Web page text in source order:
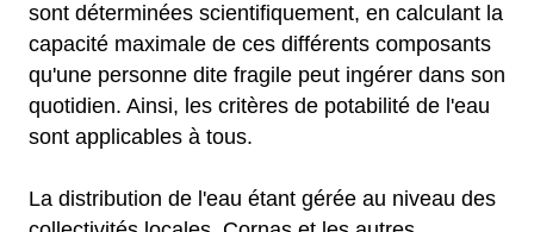
sont déterminées scientifiquement, en calculant la
capacité maximale de ces différents composants
qu'une personne dite fragile peut ingérer dans son
quotidien. Ainsi, les critères de potabilité de l'eau
sont applicables à tous.
La distribution de l'eau étant gérée au niveau des